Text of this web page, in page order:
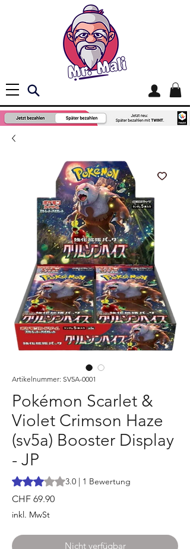
Artikelnummer: SV5A-0001
Pokémon Scarlet &
Violet Crimson Haze
(sv5a) Booster Display
- JP
Das Rating beträgt 3.0 von fünf Sternen,
3.0 | 1 Bewertung
CHF 69.90Preis
inkl. MwSt
Nicht verfügbar